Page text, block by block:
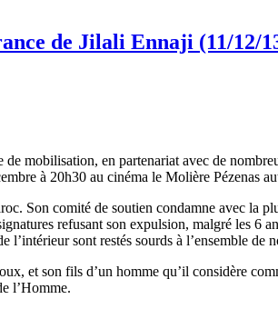
de Jilali Ennaji (11/12/
mobilisation, en partenariat avec de
à 20h30 au cinéma le Molière Pézenas
Son comité de soutien condamne avec la
refusant son expulsion, malgré les 6
sont restés sourds à l’ensemble de
et son fils d’un homme qu’il considère
l’Homme.